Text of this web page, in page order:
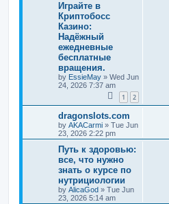
Играйте в
Криптобосс
Казино:
Надёжный
ежедневные
бесплатные
вращения.
by EssieMay » Wed Jun
24, 2026 7:37 am
1 2
dragonslots.com
by AKACarmi » Tue Jun
23, 2026 2:22 pm
Путь к здоровью:
все, что нужно
знать о курсе по
нутрициологии
by AlicaGod » Tue Jun
23, 2026 5:14 am